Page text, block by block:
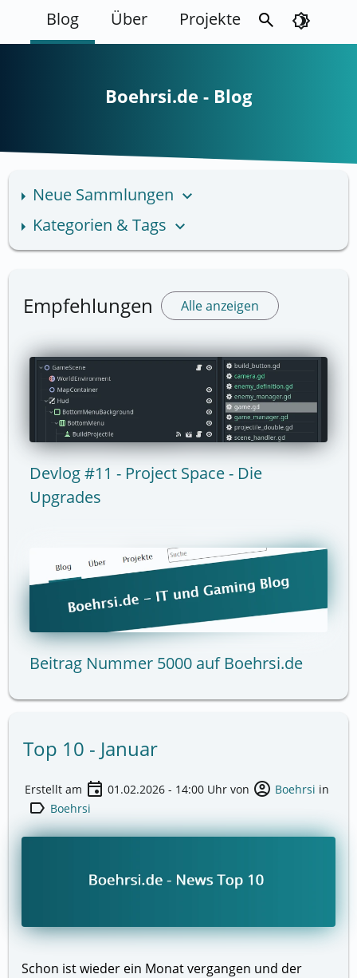
Blog Über Projekte search brightness_4
Boehrsi.de - Blog
Neue Sammlungen keyboard_arrow_down
Kategorien & Tags keyboard_arrow_down
Empfehlungen Alle anzeigen
Devlog #11 - Project Space - Die
Upgrades
Beitrag Nummer 5000 auf Boehrsi.de
Top 10 - Januar
Erstellt am event 01.02.2026 - 14:00 Uhr von account_circle Boehrsi in
label Boehrsi
Schon ist wieder ein Monat vergangen und der